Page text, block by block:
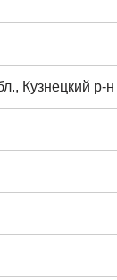
Кузнецкий р-н